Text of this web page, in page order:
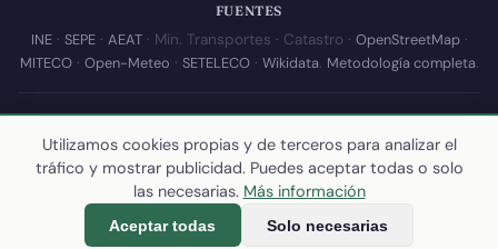
FUENTES
INE· SEPE· AEAT· Min. Transportes · Catastro · OpenStreetMap·
MITECO· Open-Meteo · SETELECO· Wikidata. Metodología completa.
© 2026 Callejear.com — Directorio municipal de España con datos
abiertos. Desarrollado y mantenido porYoel Castaño.
Última actualización de esta página:10 de julio de 2026
calculamos los datos
Utilizamos cookies propias y de terceros para analizar el
tráfico y mostrar publicidad. Puedes aceptar todas o solo
las necesarias. Más información
Aceptar todas Solo necesarias